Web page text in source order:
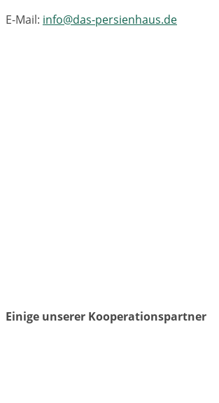
E-Mail: info@das-persienhaus.de
Einige unserer Kooperationspartner